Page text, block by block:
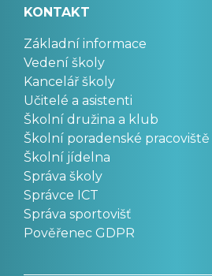
KONTAKT
Základní informace
Vedení školy
Kancelář školy
Učitelé a asistenti
Školní družina a klub
Školní poradenské pracoviště
Školní jídelna
Správa školy
Správce ICT
Správa sportovišť
Pověřenec GDPR